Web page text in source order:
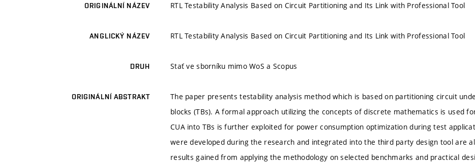
ORIGINÁLNÍ NÁZEV RTL Testability Analysis Based on Circuit Partitioning and Its Link with Professional Tool
ANGLICKÝ NÁZEV RTL Testability Analysis Based on Circuit Partitioning and Its Link with Professional Tool
DRUH Stať ve sborníku mimo WoS a Scopus
ORIGINÁLNÍ ABSTRAKT
The paper presents testability analysis method which is based on partitioning circuit
blocks (TBs). A formal approach utilizing the concepts of discrete mathematics is used
CUA into TBs is further exploited for power consumption optimization during test
were developed during the research and integrated into the third party design tool are
results gained from applying the methodology on selected benchmarks and practical